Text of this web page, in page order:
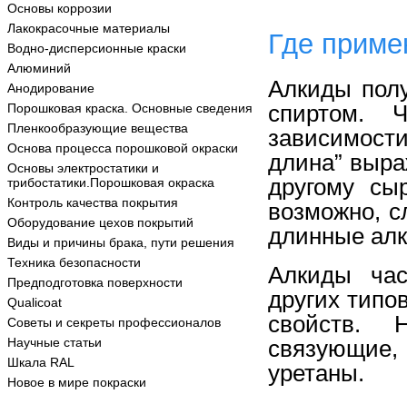
Основы коррозии
Лакокрасочные материалы
Водно-дисперсионные краски
Алюминий
Анодирование
Порошковая краска. Основные сведения
Пленкообразующие вещества
Основа процесса порошковой окраски
Основы электростатики и
трибостатики.Порошковая окраска
Контроль качества покрытия
Оборудование цехов покрытий
Виды и причины брака, пути решения
Техника безопасности
Предподготовка поверхности
Qualicoat
Советы и секреты профессионалов
Научные статьи
Шкала RAL
Новое в мире покраски
Где
Алкиды
спиртом.
длина”
другому
возможно,
длинные
Алкиды
других
свойств.
уретаны.